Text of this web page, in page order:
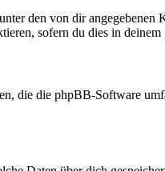
den von dir
sofern du dies in deinem
die die phpBB-Software